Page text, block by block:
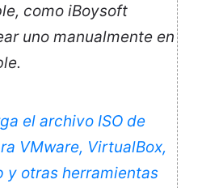
como iBoysoft
uno manualmente en
el archivo ISO de
VMware, VirtualBox,
y otras herramientas